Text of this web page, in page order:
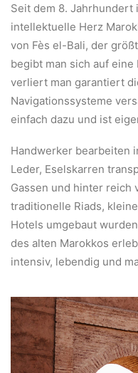
Seit dem 8. Jahrhundert
intellektuelle Herz
von Fès el-Bali, der
begibt man sich auf
verliert man garantiert
Navigationssysteme
einfach dazu und ist
Handwerker bearbeiten
Leder, Eselskarren
Gassen und hinter
traditionelle Riads,
Hotels umgebaut
des alten Marokkos
intensiv, lebendig und